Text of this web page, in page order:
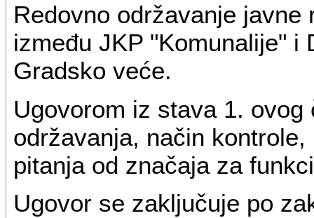
Redovno održavanje
između JKP "Komunalije" i
Gradsko veće.
Ugovorom iz stava 1.
održavanja, način
pitanja od značaja za
Ugovor se zaključuje po